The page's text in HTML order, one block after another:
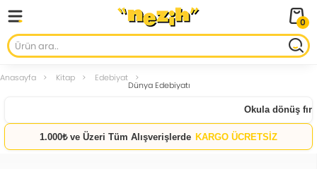
0
Anasayfa Kitap Edebiyat
Dünya Edebiyatı
Okula dönüş
1.000₺ ve Üzeri Tüm Alışverişlerde KARGO ÜCRETSİZ